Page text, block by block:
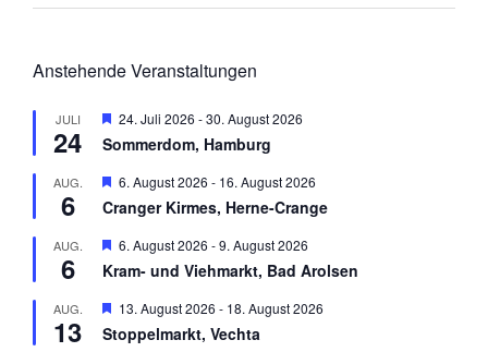
Anstehende Veranstaltungen
JULI
24
H
r
o
r
e
h
o
e
24. Juli 2026 -30. August 2026
Sommerdom, Hamburg
AUG.
6
H
r
o
r
e
h
o
6. August 2026 - 16. August 2026
Cranger Kirmes, Herne-Crange
AUG.
6
H
r
o
r
6. August 2026 -9. August 2026
Kram- und Viehmarkt, Bad Arolsen
AUG.
13
H
r
13. August 2026 - 18. August 2026
Stoppelmarkt, Vechta